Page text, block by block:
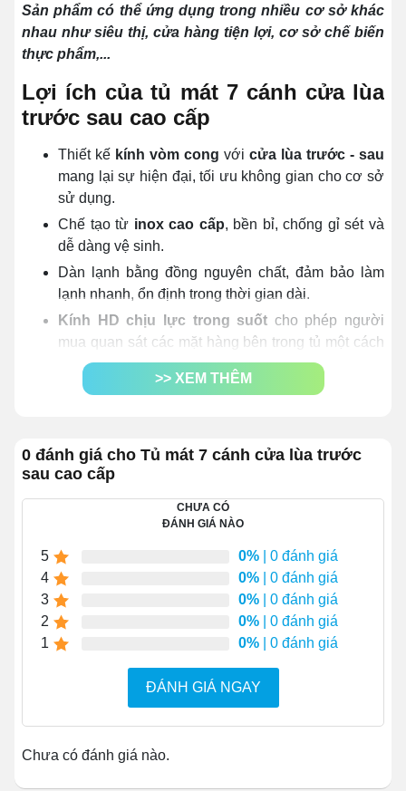
Sản phẩm có thể ứng dụng trong nhiều cơ sở khác
nhau như siêu thị, cửa hàng tiện lợi, cơ sở chế biến
thực phẩm,...
Lợi ích của tủ mát 7 cánh cửa lùa
trước sau cao cấp
Thiết kế kính vòm cong với cửa lùa trước - sau
mang lại sự hiện đại, tối ưu không gian cho cơ sở
sử dụng.
Chế tạo từ inox cao cấp, bền bỉ, chống gỉ sét và
dễ dàng vệ sinh.
Dàn lạnh bằng đồng nguyên chất, đảm bảo làm
lạnh nhanh, ổn định trong thời gian dài.
Kính HD chịu lực trong suốt cho phép người
mua quan sát các mặt hàng bên trong tủ một cách
dễ dàng.
Trang bị bánh xe giúp di chuyển linh hoạt, không
cấp không gian bảo quản lý tưởng cho nhiều loại
thực phẩm khác nhau như rau củ, thịt, cá,...
hệ thống đèn LED
dẫn về mặt thị giác cho người xem.
Block nén SECOP
chất lượng cao giúp bảo quản
thực phẩm tươi ngon, không bị đóng tuyết.
>> XEM THÊM
0 đánh giá cho Tủ mát 7 cánh cửa lùa trước
sau cao cấp
CHƯA CÓ
ĐÁNH GIÁ NÀO
5 0% | 0 đánh giá
4
0% | 0 đánh giá
3
0% | 0 đánh giá
2
0% | 0 đánh giá
1
0% | 0 đánh giá
ĐÁNH GIÁ NGAY
Chưa có đánh giá nào.